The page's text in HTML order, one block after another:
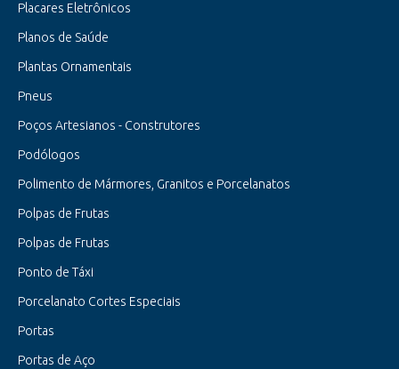
Placares Eletrônicos
Planos de Saúde
Plantas Ornamentais
Pneus
Poços Artesianos - Construtores
Podólogos
Polimento de Mármores, Granitos e Porcelanatos
Polpas de Frutas
Polpas de Frutas
Ponto de Táxi
Porcelanato Cortes Especiais
Portas
Portas de Aço